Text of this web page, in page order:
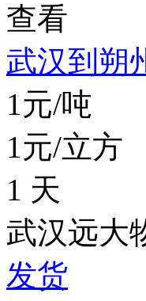
查看
武汉到朔
1元/吨
1元/立方
1 天
武汉远大
发货